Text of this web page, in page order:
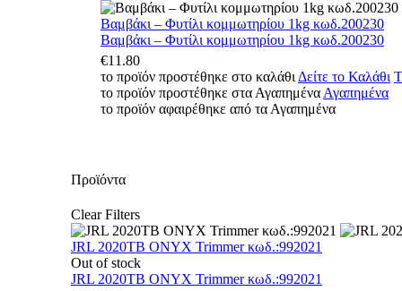
Βαμβάκι – Φυτίλι κομμωτηρίου 1kg κωδ.200230
Βαμβάκι – Φυτίλι κομμωτηρίου 1kg κωδ.200230
€11.80
το προϊόν προστέθηκε στο καλάθι Δείτε το Καλάθι
το προϊόν προστέθηκε στα Αγαπημένα Αγαπημένα
το προϊόν αφαιρέθηκε από τα Αγαπημένα
Προϊόντα
Clear Filters
JRL 2020TB ONYX Trimmer κωδ.:992021
Out of stock
JRL 2020TB ONYX Trimmer κωδ.:992021